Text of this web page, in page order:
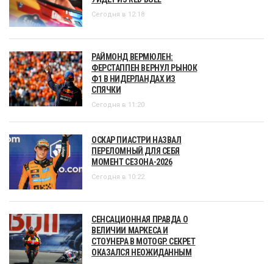
Сегодня в 12:18
РАЙМОНД ВЕРМЮЛЕН:
ФЕРСТАППЕН ВЕРНУЛ РЫНОК
Ф1 В НИДЕРЛАНДАХ ИЗ
СПЯЧКИ
Сегодня в 11:20
ОСКАР ПИАСТРИ НАЗВАЛ
ПЕРЕЛОМНЫЙ ДЛЯ СЕБЯ
МОМЕНТ СЕЗОНА-2026
Сегодня в 10:22
СЕНСАЦИОННАЯ ПРАВДА О
ВЕЛИЧИИ МАРКЕСА И
СТОУНЕРА В MOTOGP. СЕКРЕТ
ОКАЗАЛСЯ НЕОЖИДАННЫМ